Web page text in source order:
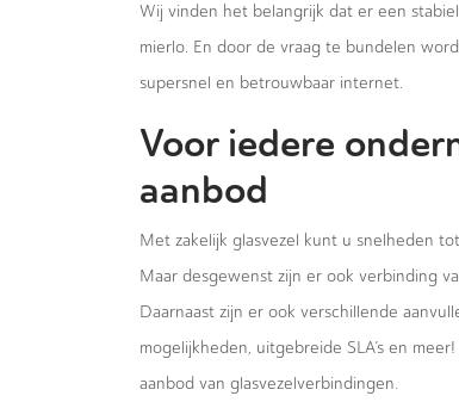
Wij vinden het belangrijk dat er een
mierlo. En door de vraag te bundelen
supersnel en betrouwbaar internet.
Voor iedere
aanbod
Met zakelijk glasvezel kunt u snelheden
Maar desgewenst zijn er ook verbinding
Daarnaast zijn er ook verschillende
mogelijkheden, uitgebreide SLA’s en
aanbod van glasvezelverbindingen.